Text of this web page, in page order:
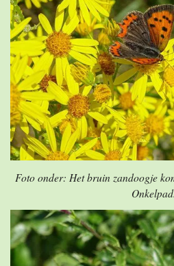
Foto onder: Het bruin zandoogje
Onkelpad.